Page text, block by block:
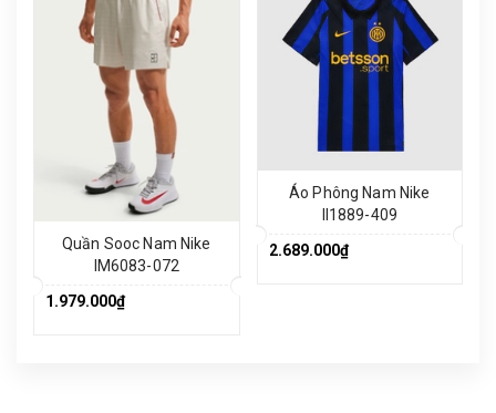
Quần Sooc Nam Nike
IM6083-072
1.979.000₫
Áo Phông Nam Nike
II1889-409
2.689.000₫